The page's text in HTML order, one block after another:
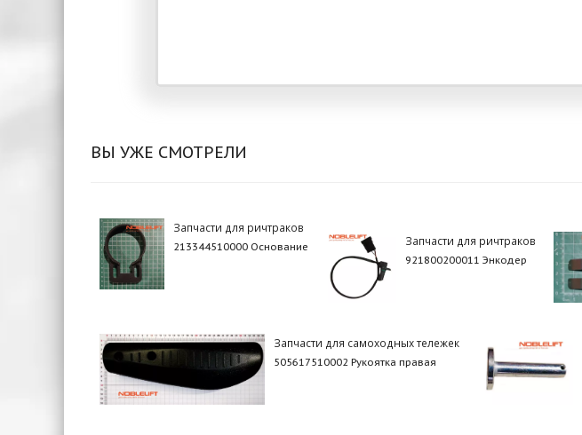
ВЫ УЖЕ СМОТРЕЛИ
Запчасти для ричтраков
213344510000 Основание Запчасти для ричтраков
921800200011 Энкодер
Запчасти для самоходных тележек
505617510002 Рукоятка правая